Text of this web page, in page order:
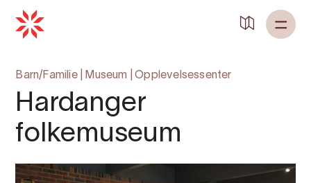
Barn/Familie| Museum |Opplevelsessenter
Hardanger
folkemuseum